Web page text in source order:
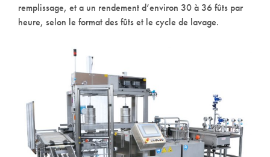
remplissage, et a un rendement d’environ 30 à 36 fûts par
heure, selon le format des fûts et le cycle de lavage.